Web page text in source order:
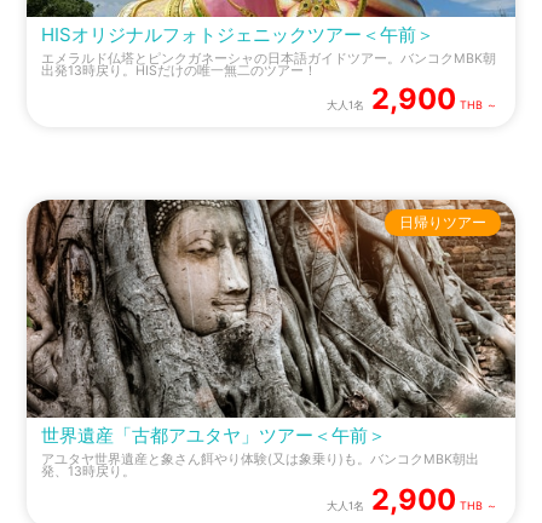
HISオリジナルフォトジェニックツアー＜午前＞
エメラルド仏塔とピンクガネーシャの日本語ガイドツアー。バンコクMBK朝
出発13時戻り。HISだけの唯一無二のツアー！
大人1名 2,900 THB ～
世界遺産「古都アユタヤ」ツアー＜午前＞
アユタヤ世界遺産と象さん餌やり体験(又は象乗り)も。バンコクMBK朝出
発、13時戻り。
日帰りツアー
大人1名 2,900 THB ～